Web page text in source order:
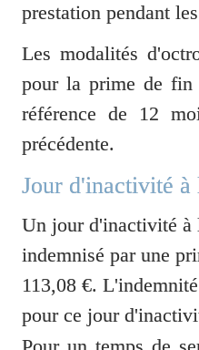
prestation pendant
Les modalités
pour la prime de fin
référence de 12
précédente.
Jour d'inactivité à
Un jour d'inactivité à
indemnisé par une
113,08 €.
pour ce jour
Pour un temps de